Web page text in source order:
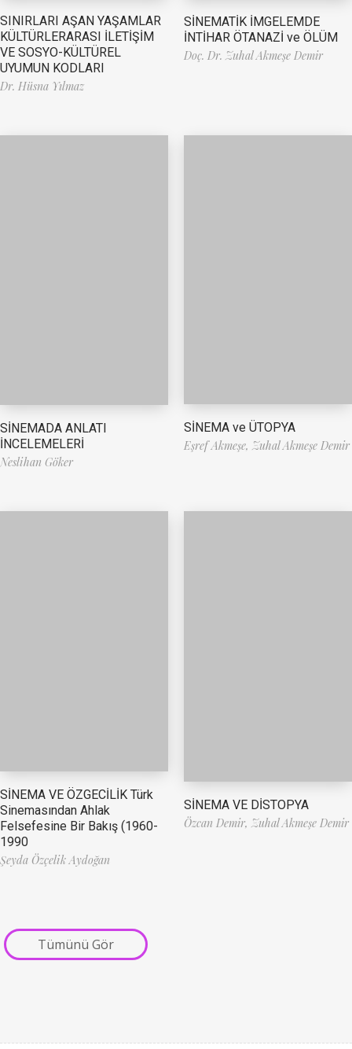
SINIRLARI AŞAN YAŞAMLAR
KÜLTÜRLERARASI İLETİŞİM
VE SOSYO-KÜLTÜREL
UYUMUN KODLARI
Dr. Hüsna Yılmaz
SİNEMATİK İMGELEMDE
İNTİHAR ÖTANAZİ ve ÖLÜM
Doç. Dr. Zuhal Akmeşe Demir
SİNEMADA ANLATI
İNCELEMELERİ
Neslihan Göker
SİNEMA ve ÜTOPYA
Eşref Akmeşe, Zuhal Akmeşe Demir
SİNEMA VE ÖZGECİLİK Türk
Sinemasından Ahlak
Felsefesine Bir Bakış (1960-
1990
Şeyda Özçelik Aydoğan
SİNEMA VE DİSTOPYA
Özcan Demir, Zuhal Akmeşe Demir
Tümünü Gör